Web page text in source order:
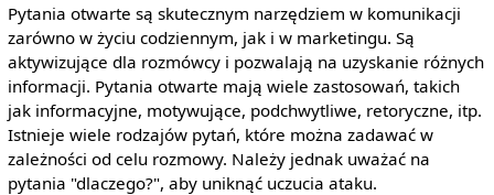
Pytania otwarte są skutecznym narzędziem w komunikacji
zarówno w życiu codziennym, jak i w marketingu. Są
aktywizujące dla rozmówcy i pozwalają na uzyskanie różnych
informacji. Pytania otwarte mają wiele zastosowań, takich
jak informacyjne, motywujące, podchwytliwe, retoryczne, itp.
Istnieje wiele rodzajów pytań, które można zadawać w
zależności od celu rozmowy. Należy jednak uważać na
pytania "dlaczego?", aby uniknąć uczucia ataku.